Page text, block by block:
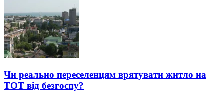
Чи реально переселенцям врятувати житло на
ТОТ від безгоспу?